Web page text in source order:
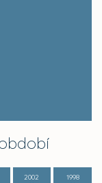
2002
1998